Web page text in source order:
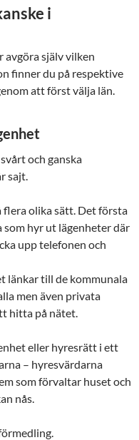
i
avgöra själv vilken
finner du på respektive
att först välja län.
och ganska
sajt.
flera olika sätt. Det första
hyr ut lägenheter där
upp telefonen och
länkar till de kommunala
men även privata
hitta på nätet.
eller hyresrätt i ett
– hyresvärdarna
som förvaltar huset och
nås.